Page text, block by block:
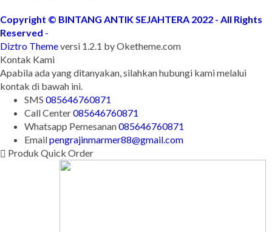
Copyright © BINTANG ANTIK SEJAHTERA 2022 - All Rights
Reserved -
Diztro Themeversi 1.2.1 by Oketheme.com
Kontak Kami
Apabila ada yang ditanyakan, silahkan hubungi kami melalui
kontak di bawah ini.
SMS 085646760871
Call Center085646760871
Whatsapp Pemesanan085646760871
Emailpengrajinmarmer88@gmail.com
Produk Quick Order